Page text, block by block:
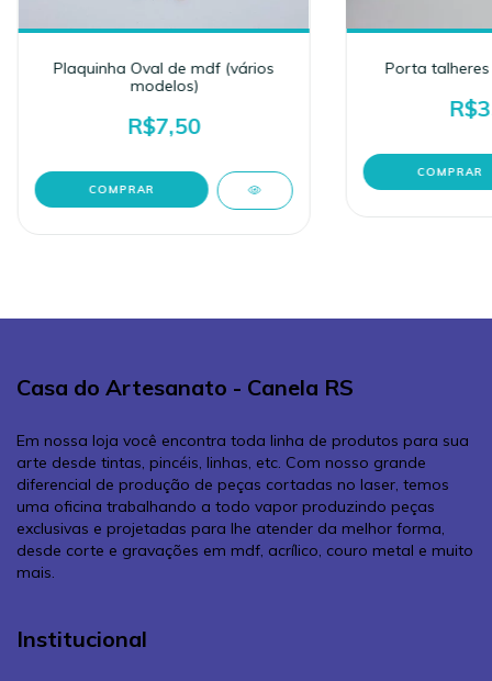
Plaquinha Oval de mdf (vários
modelos)
R$7,50
COMPRAR
Porta
Casa do Artesanato - Canela RS
Em nossa loja você encontra toda linha de produtos para sua
arte desde tintas, pincéis, linhas, etc. Com nosso grande
diferencial de produção de peças cortadas no laser, temos
uma oficina trabalhando a todo vapor produzindo peças
exclusivas e projetadas para lhe atender da melhor forma,
desde corte e gravações em mdf, acrílico, couro metal e muito
mais.
Institucional